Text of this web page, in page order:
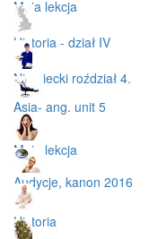
Moja lekcja
Historia - dział IV
Niemiecki roździał 4.
Asia- ang. unit 5
Moja lekcja
Audycje, kanon 2016
Historia